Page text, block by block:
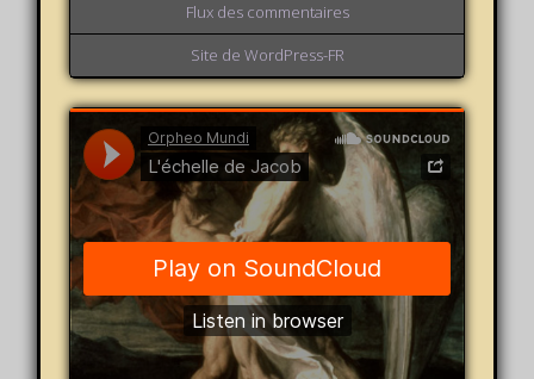
Flux des commentaires
Site de WordPress-FR